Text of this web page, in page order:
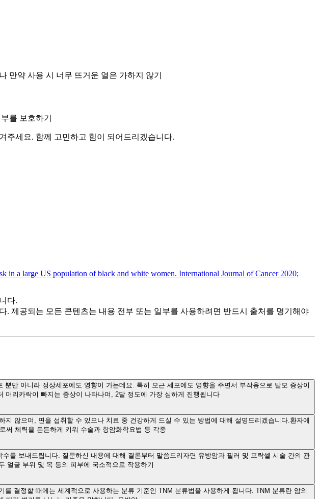
만약 사용 시 너무 뜨거운 열은 가하지 않기
를 보호하기
주세요. 함께 고민하고 힘이 되어드리겠습니다.
in a large US population of black and white women. International Journal of Cancer 2020;
다.
제공되는 모든 콘텐츠는 내용 전부 또는 일부를 사용하려면 반드시 출처를 명기해야
뿐만 아니라 정상세포에도 영향이 가는데요. 특히 모근 세포에도 영향을 주면서 부작용으로 탈모 증상이
리카락이 빠지는 증상이 나타나며, 2달 정도에 가장 심하게 진행됩니다
않으며, 면을 섭취할 수 있으나 치료 중 건강하게 드실 수 있는 방법에 대해 설명드리겠습니다.환자에
써 체력을 든든하게 키워 수술과 항암화학요법 등 각종
를 보내드립니다. 질문하신 내용에 대해 결론부터 말씀드리자면 유방암과 필러 및 프락셀 시술 간의 관
얼굴 부위 및 목 등의 피부에 국소적으로 작용하기
결정할 때에는 세계적으로 사용하는 분류 기준인 TNM 분류법을 사용하게 됩니다. TNM 분류란 암의